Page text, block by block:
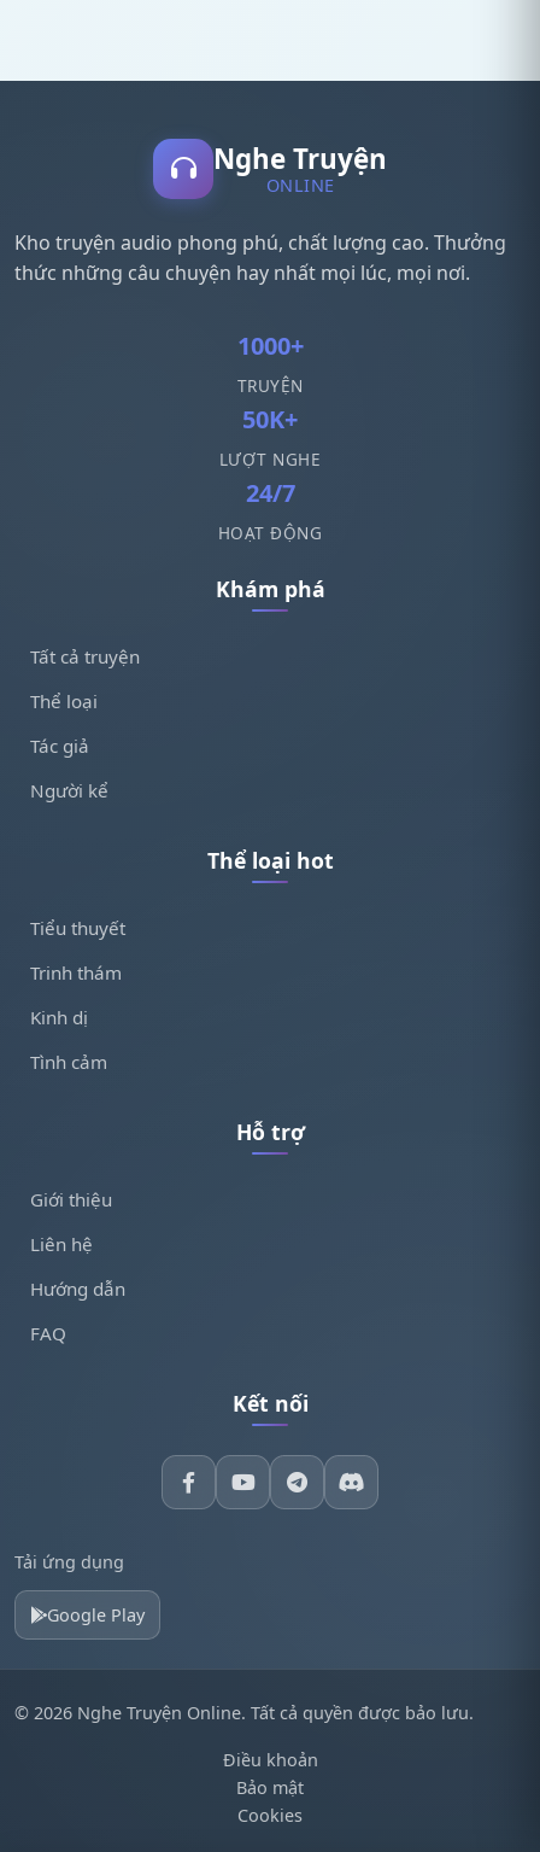
Nghe Truyện
ONLINE
Kho truyện audio phong phú, chất lượng cao. Thưởng
thức những câu chuyện hay nhất mọi lúc, mọi nơi.
1000+
TRUYỆN
50K+
LƯỢT NGHE
24/7
HOẠT ĐỘNG
Khám phá
Tất cả truyện
Thể loại
Tác giả
Người kể
Thể loại hot
Tiểu thuyết
Trinh thám
Kinh dị
Tình cảm
Hỗ trợ
Giới thiệu
Liên hệ
Hướng dẫn
FAQ
Kết nối
Tải ứng dụng
Google Play
© 2026 Nghe Truyện Online. Tất cả quyền được bảo lưu.
Điều khoản
Bảo mật
Cookies